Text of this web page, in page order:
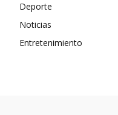
Deporte
Noticias
Entretenimiento